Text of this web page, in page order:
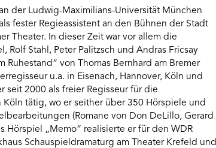
der Ludwig-Maximilians-Universität München
fester Regieassistent an den Bühnen der Stadt
Theater. In dieser Zeit war vor allem die
Rolf Stahl, Peter Palitzsch und Andras Fricsay
von Thomas Bernhard am Bremer
u.a. in Eisenach, Hannover, Köln und
seit 2000 als freier Regisseur für die
tätig, wo er seither über 350 Hörspiele und
(Romane von Don DeLillo, Gerard
Hörspiel „Memo“ realisierte er für den WDR
Schauspieldramaturg am Theater Krefeld und